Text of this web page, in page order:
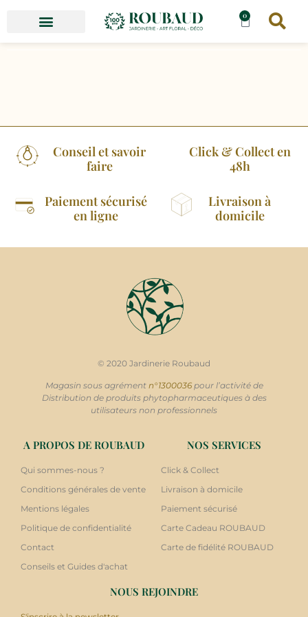
0
Conseil et savoir
faire
Click & Collect en
48h
Paiement sécurisé
en ligne
Livraison à
domicile
© 2020 Jardinerie Roubaud
Magasin sous agrément n°1300036pour l’activité de
Distribution de produits phytopharmaceutiques à des
utilisateurs non professionnels
A PROPOS DE ROUBAUD
Qui sommes-nous ?
Conditions générales de vente
Mentions légales
Politique de confidentialité
Contact
Conseils et Guides d'achat
NOS SERVICES
Click & Collect
Livraison à domicile
Paiement sécurisé
Carte Cadeau ROUBAUD
Carte de fidélité ROUBAUD
NOUS REJOINDRE